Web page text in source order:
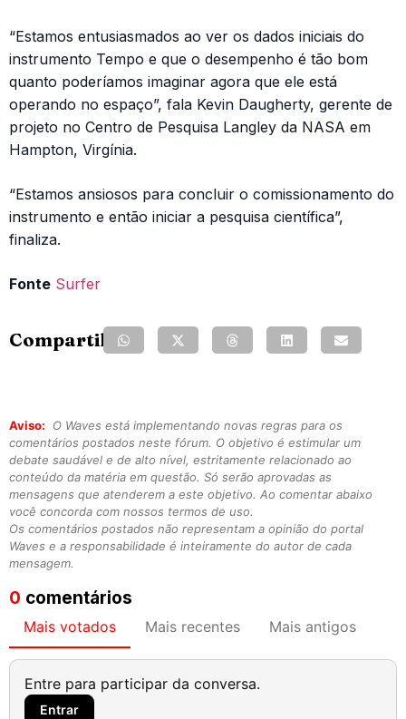
“Estamos entusiasmados ao ver os dados iniciais do
instrumento Tempo e que o desempenho é tão bom
quanto poderíamos imaginar agora que ele está
operando no espaço”, fala Kevin Daugherty, gerente de
projeto no Centro de Pesquisa Langley da NASA em
Hampton, Virgínia.
“Estamos ansiosos para concluir o comissionamento do
instrumento e então iniciar a pesquisa científica”,
finaliza.
Fonte Surfer
Compartilhe:
Aviso:
O Waves está implementando novas regras para os
comentários postados neste fórum. O objetivo é estimular um
debate saudável e de alto nível, estritamente relacionado ao
conteúdo da matéria em questão. Só serão aprovadas as
mensagens que atenderem a este objetivo. Ao comentar abaixo
você concorda com nossos termos de uso.
Os comentários postados não representam a opinião do portal
Waves e a responsabilidade é inteiramente do autor de cada
mensagem.
0 comentários
Mais votados Mais recentes Mais antigos
Entre para participar da conversa.
Entrar